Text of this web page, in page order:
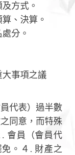
方式。
、決算。
分。
事項之議
代表）過半數
同意，而特殊
會員（會員代
。４. 財產之